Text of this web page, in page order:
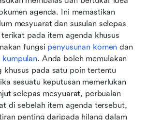
agenda. Ini memastikan
mesyuarat dan susulan selepas
pada item agenda khusus
fungsi penyusunan komen
. Anda boleh memulakan
khusus pada satu poin tertentu
sesuatu keputusan memerlukan
selepas mesyuarat, perbualan
di sebelah item agenda tersebut,
penting daripada hilang dalam